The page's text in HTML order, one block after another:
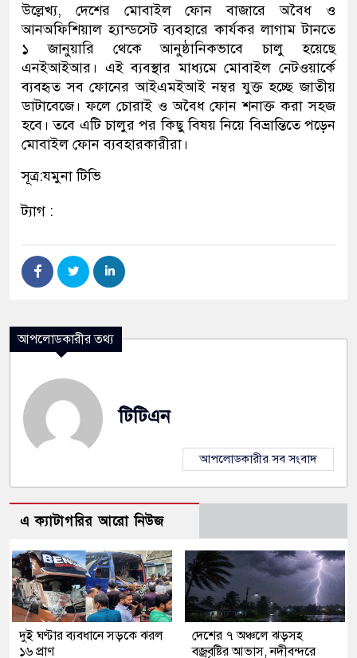
উল্লেখ্য, দেশের মোবাইল ফোন বাজারে অবৈধ ও
আনঅফিশিয়াল হ্যান্ডসেট ব্যবহারে কার্যকর লাগাম টানতে
১ জানুয়ারি থেকে আনুষ্ঠানিকভাবে চালু হয়েছে
এনইআইআর। এই ব্যবস্থার মাধ্যমে মোবাইল নেটওয়ার্কে
ব্যবহৃত সব ফোনের আইএমইআই নম্বর যুক্ত হচ্ছে জাতীয়
ডাটাবেজে। ফলে চোরাই ও অবৈধ ফোন শনাক্ত করা সহজ
হবে। তবে এটি চালুর পর কিছু বিষয় নিয়ে বিভ্রান্তিতে পড়েন
মোবাইল ফোন ব্যবহারকারীরা।
সূত্র:যমুনা টিভি
ট্যাগ :
আপলোডকারীর তথ্য
টিটিএন
আপলোডকারীর সব সংবাদ
এ ক্যাটাগরির আরো নিউজ
দুই ঘণ্টার ব্যবধানে সড়কে ঝরল
১৬ প্রাণ
দেশের ৭ অঞ্চলে ঝড়সহ
বজ্রবৃষ্টির আভাস, নদীবন্দরে